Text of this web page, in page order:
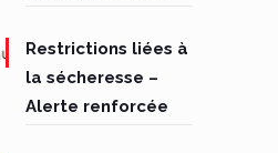
Restrictions liées à
la sécheresse –
Alerte renforcée